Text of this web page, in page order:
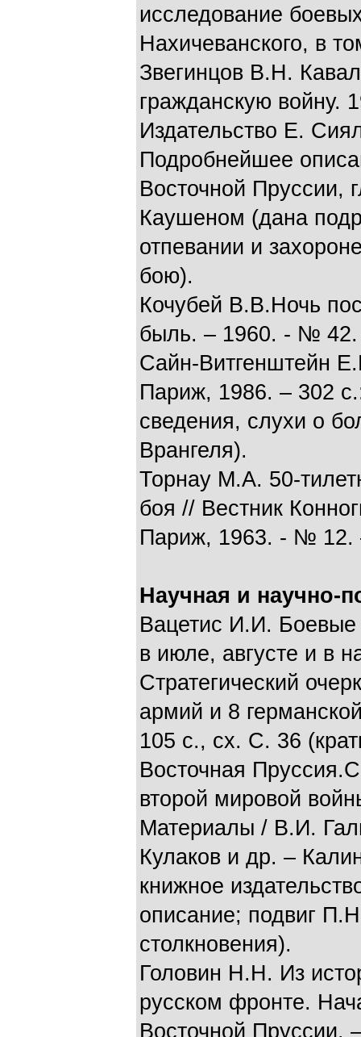
исследование
Нахичеванского, в
Звегинцов В.Н.
гражданскую войну.
Издательство Е.
Подробнейшее
Восточной Пруссии,
Каушеном (дана
отпевании и
бою).
Кочубей В.В.Ночь
быль. – 1960. - №
Сайн-Витгенштейн
Париж, 1986. – 302
сведения, слухи о
Врангеля).
Торнау М.А. 50-
боя // Вестник
Париж, 1963. - № 12.
Научная и научно-
Вацетис И.И. Боевые
в июле, августе и в
Стратегический
армий и 8
105 с., сх. С. 36
Восточная
второй мировой
Материалы / В.И.
Кулаков и др. –
книжное
описание; подвиг
столкновения).
Головин Н.Н. Из
русском фронте.
Восточной Пруссии.